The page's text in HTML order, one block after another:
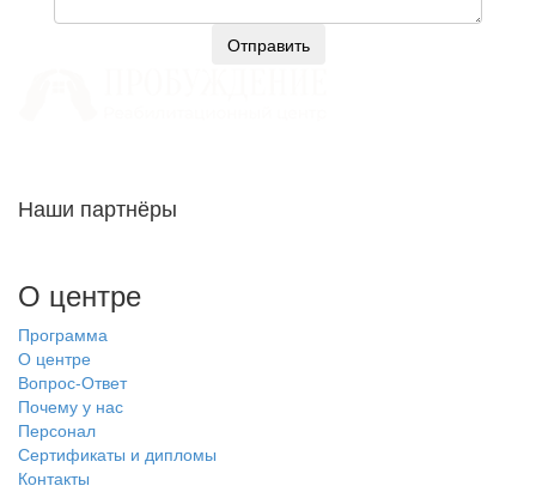
Отправить
Наши партнёры
О центре
Программа
О центре
Вопрос-Ответ
Почему у нас
Персонал
Сертификаты и дипломы
Контакты